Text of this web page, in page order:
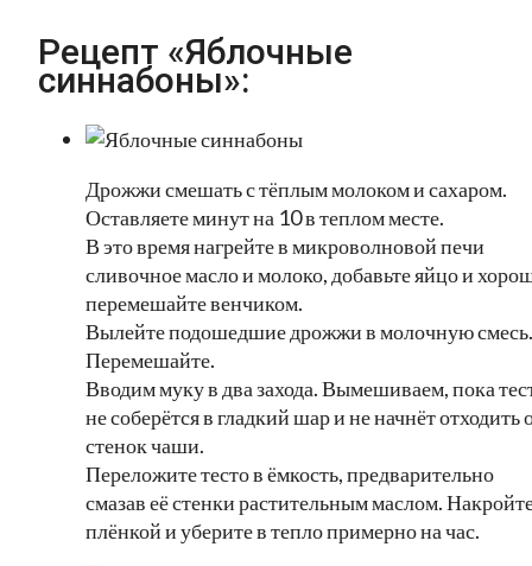
Рецепт «Яблочные
синнабоны»:
Дрожжи смешать с тёплым молоком и сахаром.
Оставляете минут на 10 в теплом месте.
В это время нагрейте в микроволновой печи
сливочное масло и молоко, добавьте яйцо и
перемешайте венчиком.
Вылейте подошедшие дрожжи в молочную смесь.
Перемешайте.
Вводим муку в два захода. Вымешиваем, пока
не соберётся в гладкий шар и не начнёт отходить
стенок чаши.
Переложите тесто в ёмкость, предварительно
смазав её стенки растительным маслом.
плёнкой и уберите в тепло примерно на час.